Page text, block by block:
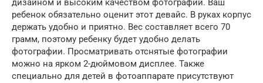
дизайном и высоким качеством фотографий. Ваш
ребенок обязательно оценит этот девайс. В руках корпус
держать удобно и приятно. Вес составляет всего 70
грамм, поэтому ребенку будет удобно делать
фотографии. Просматривать отснятые фотографии
можно на ярком 2-дюймовом дисплее. Также
специально для детей в фотоаппарате присутствуют